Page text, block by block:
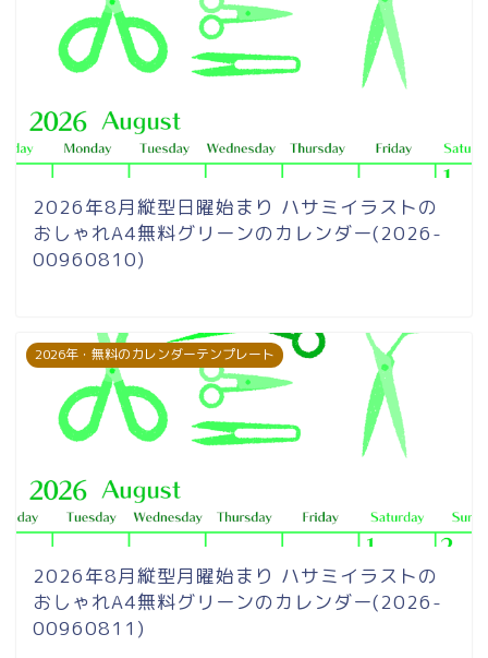
2026年8月縦型日曜始まり ハサミイラストの
おしゃれA4無料グリーンのカレンダー(2026-
00960810)
2026年・無料のカレンダーテンプレート
2026年8月縦型月曜始まり ハサミイラストの
おしゃれA4無料グリーンのカレンダー(2026-
00960811)